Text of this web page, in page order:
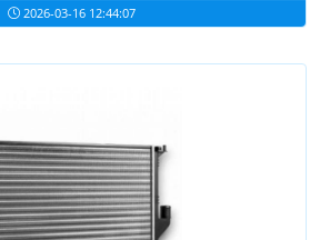
2026-03-16 12:44:07